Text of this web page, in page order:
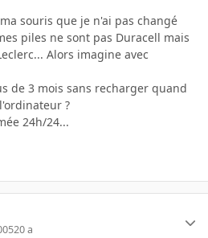
souris que je n'ai pas changé
piles ne sont pas Duracell mais
Alors imagine avec
de 3 mois sans recharger quand
?
24h/24...
20 a